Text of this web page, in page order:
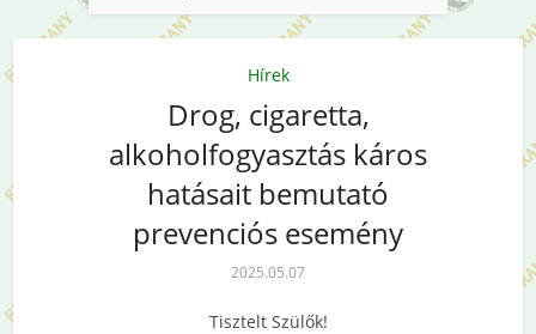
Hírek
Drog, cigaretta,
alkoholfogyasztás káros
hatásait bemutató
prevenciós esemény
2025.05.07
Tisztelt Szülők!